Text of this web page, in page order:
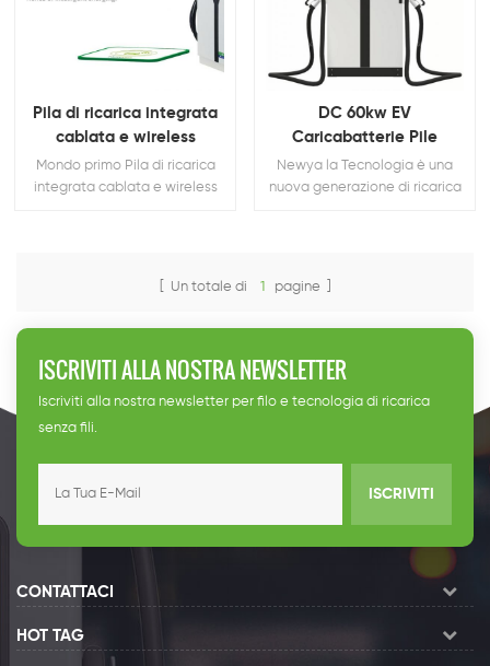
Pila di ricarica integrata
cablata e wireless
intelligente e wireless
Mondo primo Pila di ricarica
integrata cablata e wireless
DC 60kw EV
Caricabatterie Pile
Newya la Tecnologia è una
nuova generazione di ricarica
indipendentemente ricercato
accesso illimitato a Internet of
[ Un totale di 1 pagine ]
ISCRIVITI ALLA NOSTRA NEWSLETTER
Iscriviti alla nostra newsletter per filo e tecnologia di ricarica
senza fili.
ISCRIVITI
CONTATTACI
HOT TAG